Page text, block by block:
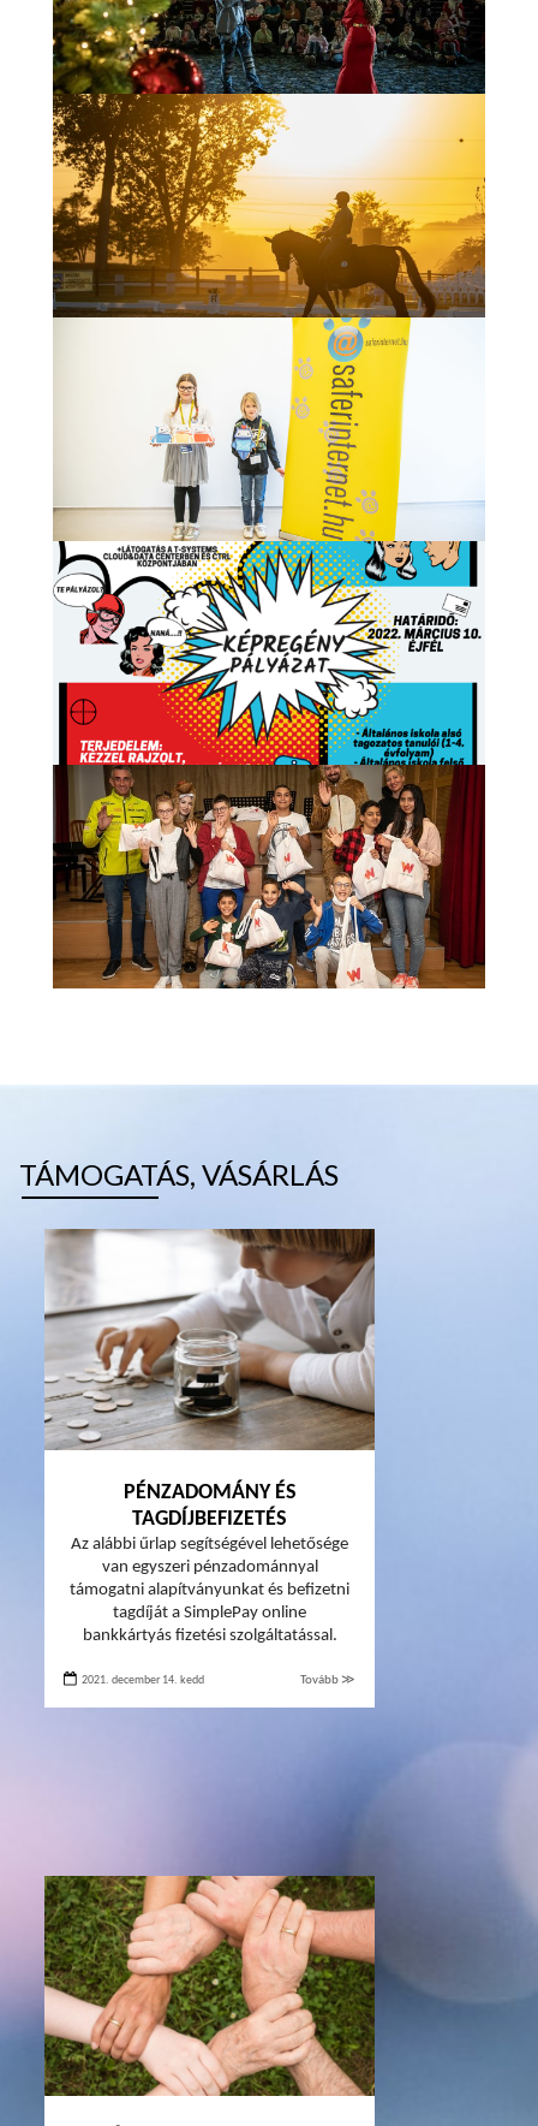
TÁMOGATÁS, VÁSÁRLÁS
PÉNZADOMÁNY ÉS
TAGDÍJBEFIZETÉS
Az alábbi űrlap segítségével lehetősége
van egyszeri pénzadománnyal
támogatni alapítványunkat és befizetni
tagdíját a SimplePay online
bankkártyás fizetési szolgáltatással.
2021. december 14. kedd Tovább ≫